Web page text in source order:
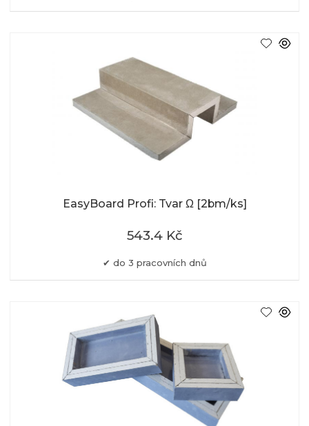
EasyBoard Profi: Tvar Ω [2bm/ks]
do 3 pracovních dnů
543.4 Kč